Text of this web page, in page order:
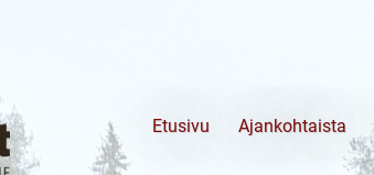
Etusivu Ajankohtaista